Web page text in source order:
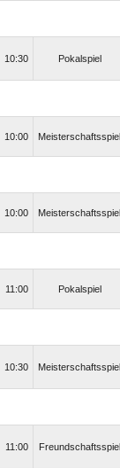
10:30 Pokalspiel
10:00 Meisterschaftsspiel
10:00 Meisterschaftsspiel
11:00 Pokalspiel
10:30 Meisterschaftsspiel
11:00 Freundschaftsspiel